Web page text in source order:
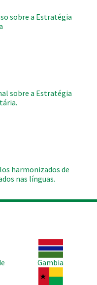
sobre a Estratégia
sobre a Estratégia
harmonizados de
nas línguas.
Imagem
Gambia
Imagem